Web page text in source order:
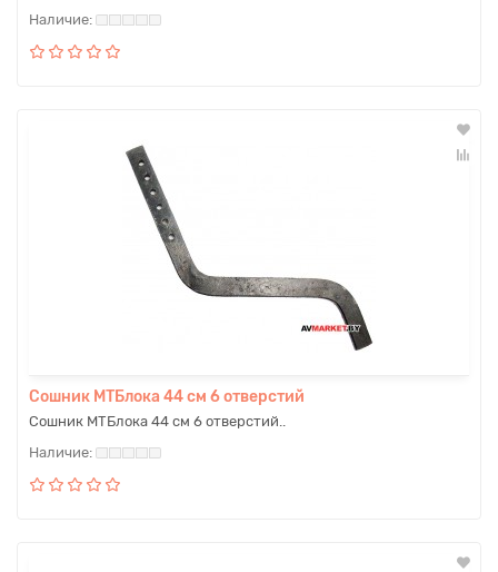
Сошник МТБлока 44 см 6 отверстий
Сошник МТБлока 44 см 6 отверстий..